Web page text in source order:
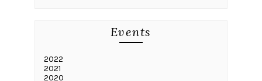
Events
2022
2021
2020